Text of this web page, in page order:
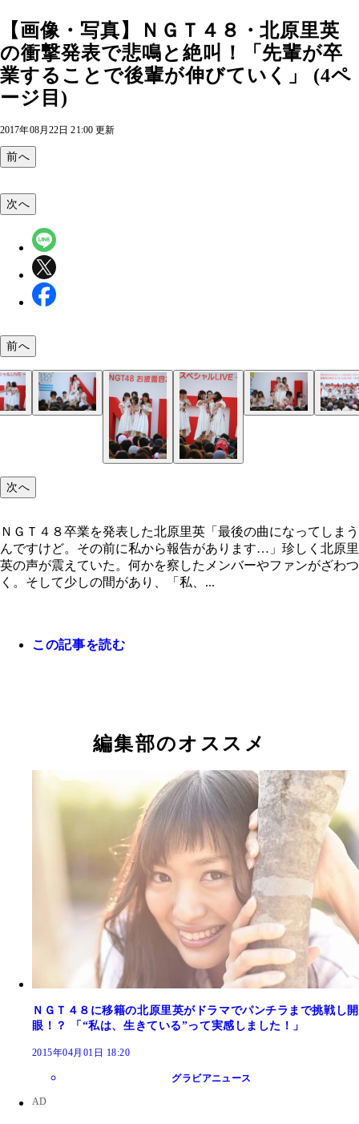
【画像・写真】ＮＧＴ４８・北原里英
の衝撃発表で悲鳴と絶叫！「先輩が卒
業することで後輩が伸びていく」 (4ペ
ージ目)
2017年08月22日 21:00 更新
前へ
次へ
前へ
次へ
ＮＧＴ４８卒業を発表した北原里英「最後の曲になってしまう
んですけど。その前に私から報告があります…」珍しく北原里
英の声が震えていた。何かを察したメンバーやファンがざわつ
く。そして少しの間があり、「私、...
この記事を読む
編集部のオススメ
ＮＧＴ４８に移籍の北原里英がドラマでパンチラまで挑戦し開
眼！？ 「“私は、生きている”って実感しました！」
2015年04月01日 18:20
グラビアニュース